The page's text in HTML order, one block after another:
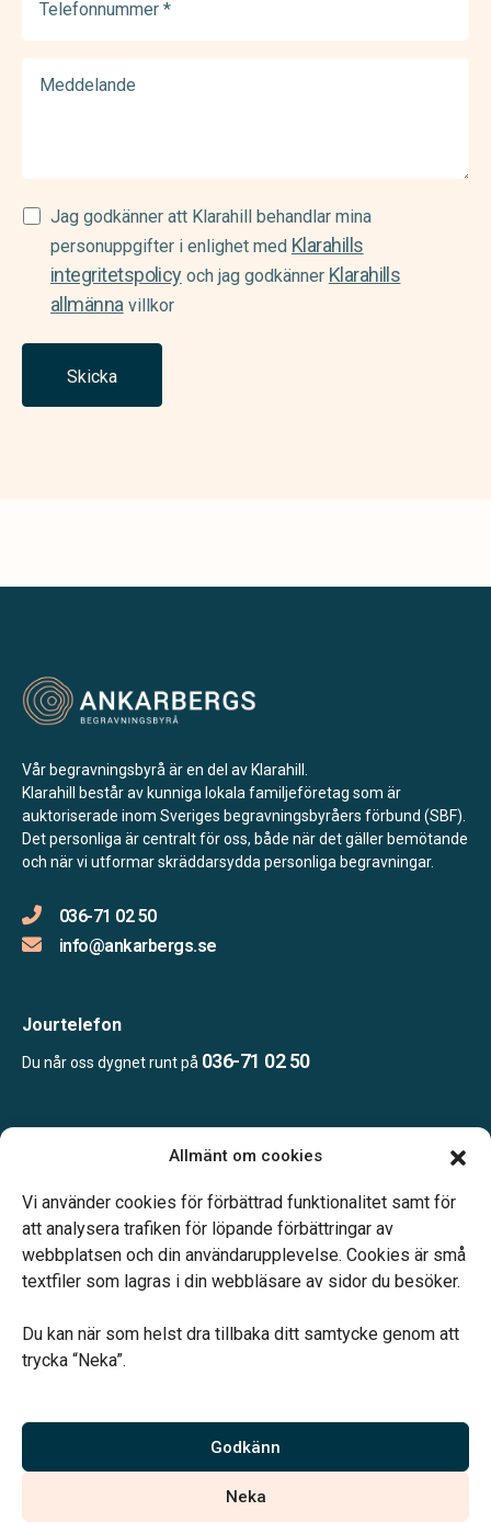
Allmänt om cookies
Vi använder cookies för förbättrad funktionalitet samt för
att analysera trafiken för löpande förbättringar av
webbplatsen och din användarupplevelse. Cookies är små
textfiler som lagras i din webbläsare av sidor du besöker.
Du kan när som helst dra tillbaka ditt samtycke genom att
trycka “Neka”.
Godkänn
Neka
(Required)
Samtycke
(Required)
Jag godkänner att Klarahill behandlar mina
personuppgifter i enlighet med Klarahills
integritetspolicyoch jag godkänner Klarahills
allmännavillkor
Skicka
Vår begravningsbyrå är en del av Klarahill.
Klarahill består av kunniga lokala familjeföretag som är
auktoriserade inom Sveriges begravningsbyråers förbund (SBF).
Det personliga är centralt för oss, både när det gäller bemötande
och när vi utformar skräddarsydda personliga begravningar.
036-71 02 50
info@ankarbergs.se
Jourtelefon
Du når oss dygnet runt på 036-71 02 50
Telefonjour dygnet runt.
Vårt systerbolag Verahill hjälper dig med familjejuridiken –
Vi är auktoriserade av Sveriges Begravningsbyråers Förbund och
har högt ställda krav på utbildning, kvalitet, miljö och arbetsmiljö.